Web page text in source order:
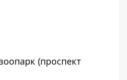
(проспект